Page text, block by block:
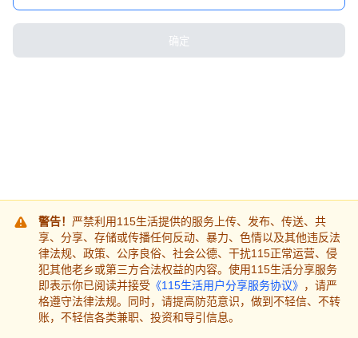
确定
警告！ 严禁利用115生活提供的服务上传、发布、传送、共
享、分享、存储或传播任何反动、暴力、色情以及其他违反法
律法规、政策、公序良俗、社会公德、干扰115正常运营、侵
犯其他老乡或第三方合法权益的内容。使用115生活分享服务
即表示你已阅读并接受 《115生活用户分享服务协议》 ，请严
格遵守法律法规。同时，请提高防范意识，做到不轻信、不转
账，不轻信各类兼职、投资和导引信息。